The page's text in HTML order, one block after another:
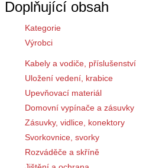
Doplňující obsah
Kategorie
Výrobci
Kabely a vodiče, příslušenství
Uložení vedení, krabice
Upevňovací materiál
Domovní vypínače a zásuvky
Zásuvky, vidlice, konektory
Svorkovnice, svorky
Rozváděče a skříně